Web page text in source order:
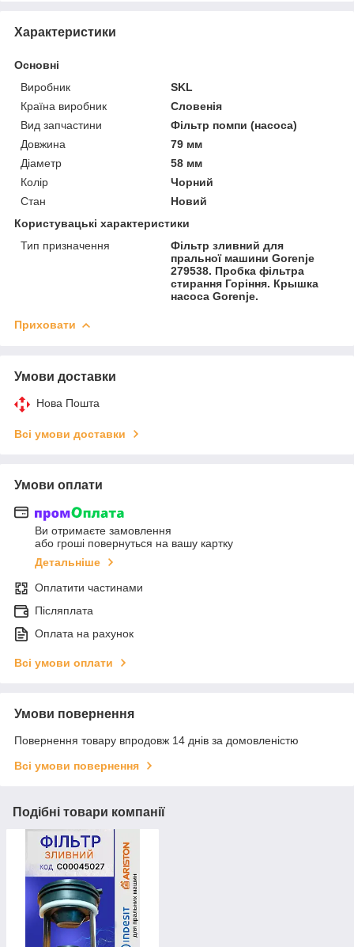
Характеристики
Основні
Виробник
SKL
Країна виробник
Словенія
Вид запчастини
Фільтр помпи (насоса)
Довжина
79 мм
Діаметр
58 мм
Колір
Чорний
Стан
Новий
Користувацькі характеристики
Тип призначення
Фільтр зливний для
пральної машини Gorenje
279538. Пробка фільтра
стирання Горіння. Крышка
насоса Gorenje.
Приховати
Умови доставки
Нова Пошта
Всі умови доставки
Умови оплати
Ви отримаєте замовлення
або гроші повернуться на вашу картку
Детальніше
Оплатити частинами
Післяплата
Оплата на рахунок
Всі умови оплати
Умови повернення
Повернення товару впродовж 14 днів за домовленістю
Всі умови повернення
Подібні товари компанії